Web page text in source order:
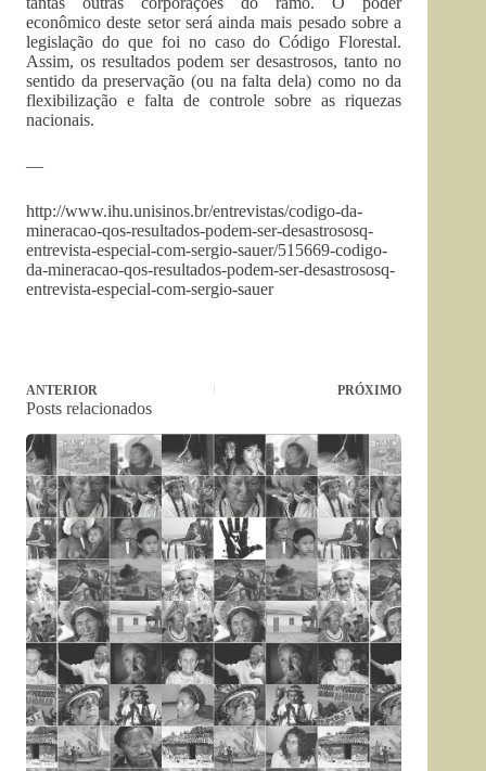
econômico deste setor será ainda mais pesado sobre a
legislação do que foi no caso do Código Florestal.
Assim, os resultados podem ser desastrosos, tanto no
sentido da preservação (ou na falta dela) como no da
flexibilização e falta de controle sobre as riquezas
nacionais.
—
http://www.ihu.unisinos.br/entrevistas/codigo-da-
mineracao-qos-resultados-podem-ser-desastrososq-
entrevista-especial-com-sergio-sauer/515669-codigo-
da-mineracao-qos-resultados-podem-ser-desastrososq-
entrevista-especial-com-sergio-sauer
ANTERIOR PRÓXIMO
Posts relacionados